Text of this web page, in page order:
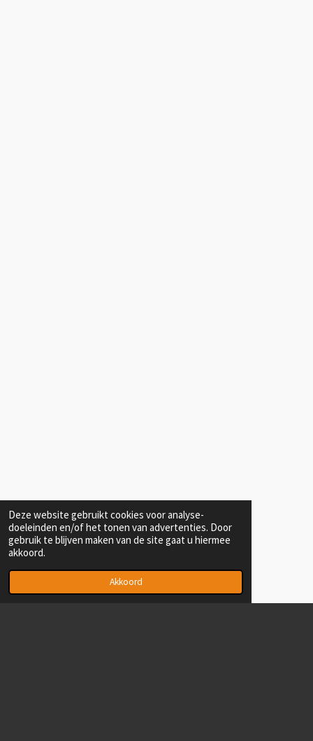
Deze website gebruikt cookies voor analyse-
doeleinden en/of het tonen van advertenties. Door
gebruik te blijven maken van de site gaat u hiermee
akkoord.
Akkoord